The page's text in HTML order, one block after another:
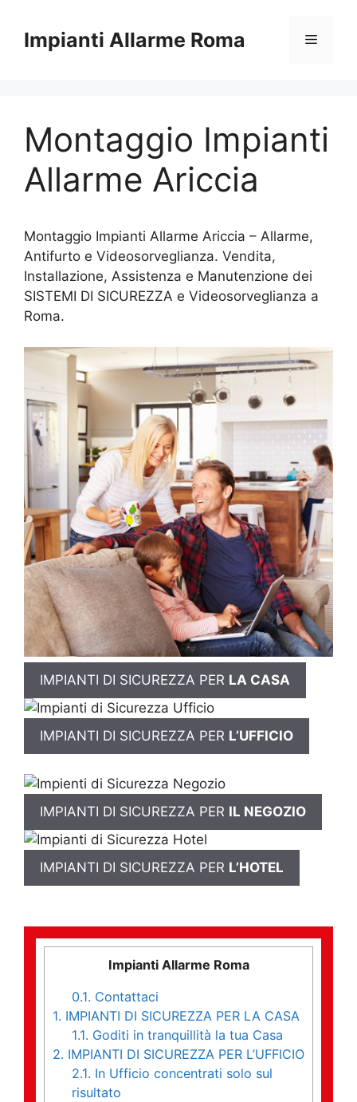
contenuto
Impianti Allarme Roma Menu
Montaggio Impianti
Allarme Ariccia
Montaggio Impianti Allarme Ariccia – Allarme,
Antifurto e Videosorveglianza. Vendita,
Installazione, Assistenza e Manutenzione dei
SISTEMI DI SICUREZZA e Videosorveglianza a
Roma.
IMPIANTI DI SICUREZZA PER LA CASA
IMPIANTI DI SICUREZZA PER L’UFFICIO
IMPIANTI DI SICUREZZA PER IL NEGOZIO
IMPIANTI DI SICUREZZA PER L’HOTEL
Impianti Allarme Roma
0.1. Contattaci
1. IMPIANTI DI SICUREZZA PER LA CASA
1.1. Goditi in tranquillità la tua Casa
2. IMPIANTI DI SICUREZZA PER L’UFFICIO
2.1. In Ufficio concentrati solo sul
risultato